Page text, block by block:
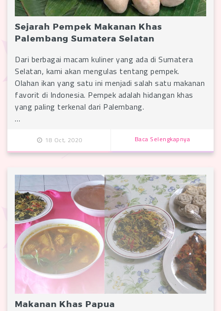
Sejarah Pempek Makanan Khas
Palembang Sumatera Selatan
Dari berbagai macam kuliner yang ada di Sumatera
Selatan, kami akan mengulas tentang pempek.
Olahan ikan yang satu ini menjadi salah satu makanan
favorit di Indonesia. Pempek adalah hidangan khas
yang paling terkenal dari Palembang.
…
18 Oct, 2020 Baca Selengkapnya
Makanan Khas Papua